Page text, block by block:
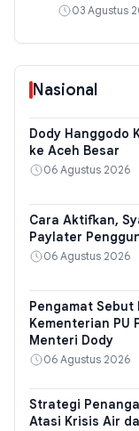
03 Agustus
Nasional
Dody Hanggodo
ke Aceh Besar
06 Agustus 2026
Cara Aktifkan,
Paylater
06 Agustus 2026
Pengamat
Kementerian PU
Menteri Dody
06 Agustus 2026
Strategi
Atasi Krisis Air